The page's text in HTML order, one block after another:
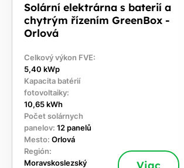
Solární elektrárna s baterií a
chytrým řízením GreenBox -
Orlová
Celkový výkon FVE:
5,40 kWp
Kapacita batérií
fotovoltaiky:
10,65 kWh
Počet solárnych
panelov: 12 panelů
Mesto: Orlová
Región:
Moravskoslezský